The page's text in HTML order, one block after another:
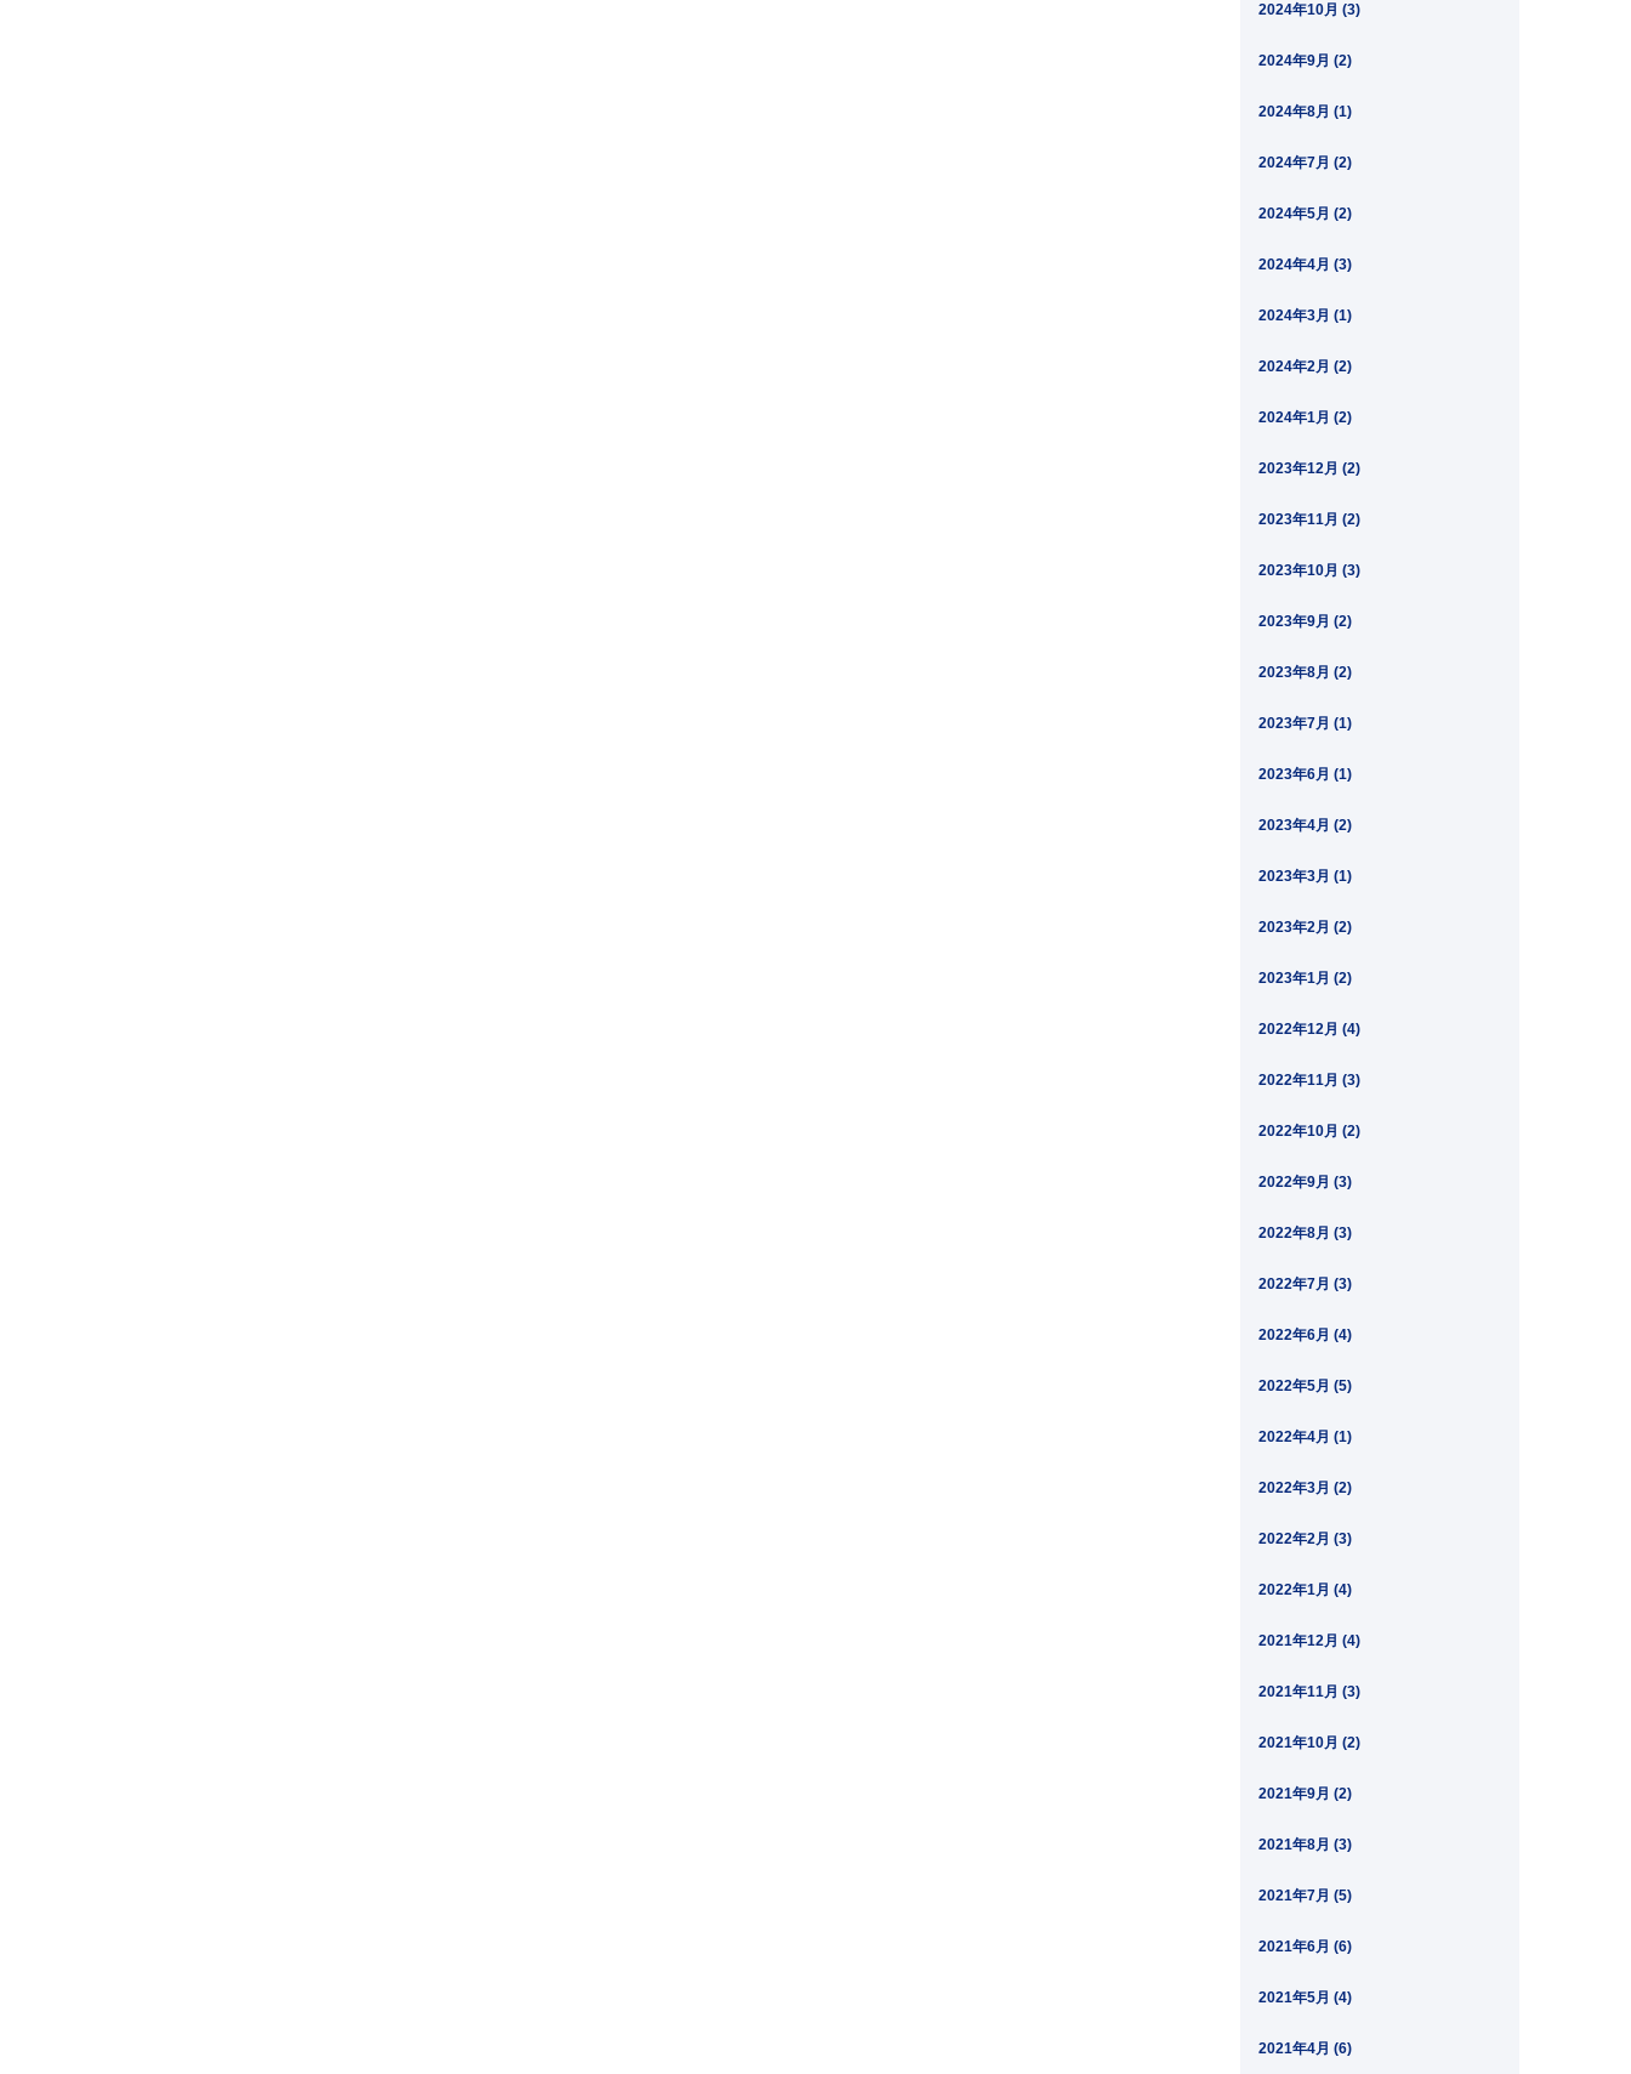
2024年10月 (3)
2024年9月 (2)
2024年8月 (1)
2024年7月 (2)
2024年5月 (2)
2024年4月 (3)
2024年3月 (1)
2024年2月 (2)
2024年1月 (2)
2023年12月 (2)
2023年11月 (2)
2023年10月 (3)
2023年9月 (2)
2023年8月 (2)
2023年7月 (1)
2023年6月 (1)
2023年4月 (2)
2023年3月 (1)
2023年2月 (2)
2023年1月 (2)
2022年12月 (4)
2022年11月 (3)
2022年10月 (2)
2022年9月 (3)
2022年8月 (3)
2022年7月 (3)
2022年6月 (4)
2022年5月 (5)
2022年4月 (1)
2022年3月 (2)
2022年2月 (3)
2022年1月 (4)
2021年12月 (4)
2021年11月 (3)
2021年10月 (2)
2021年9月 (2)
2021年8月 (3)
2021年7月 (5)
2021年6月 (6)
2021年5月 (4)
2021年4月 (6)